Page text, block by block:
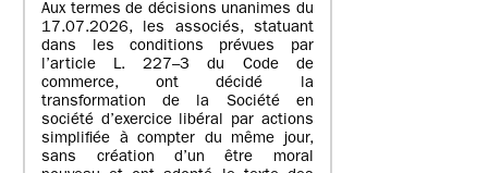
Aux termes de décisions unanimes du
17.07.2026, les associés, statuant
dans les conditions prévues par
l’article L. 227–3 du Code de
commerce, ont décidé la
transformation de la Société en
société d’exercice libéral par actions
simplifiée à compter du même jour,
sans création d’un être moral